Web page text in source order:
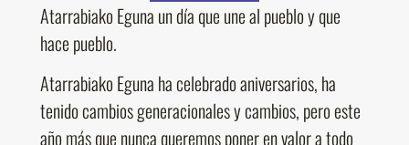
Atarrabiako Eguna un día que une al pueblo y que
hace pueblo.
Atarrabiako Eguna ha celebrado aniversarios, ha
tenido cambios generacionales y cambios, pero este
año más que nunca queremos poner en valor a todo